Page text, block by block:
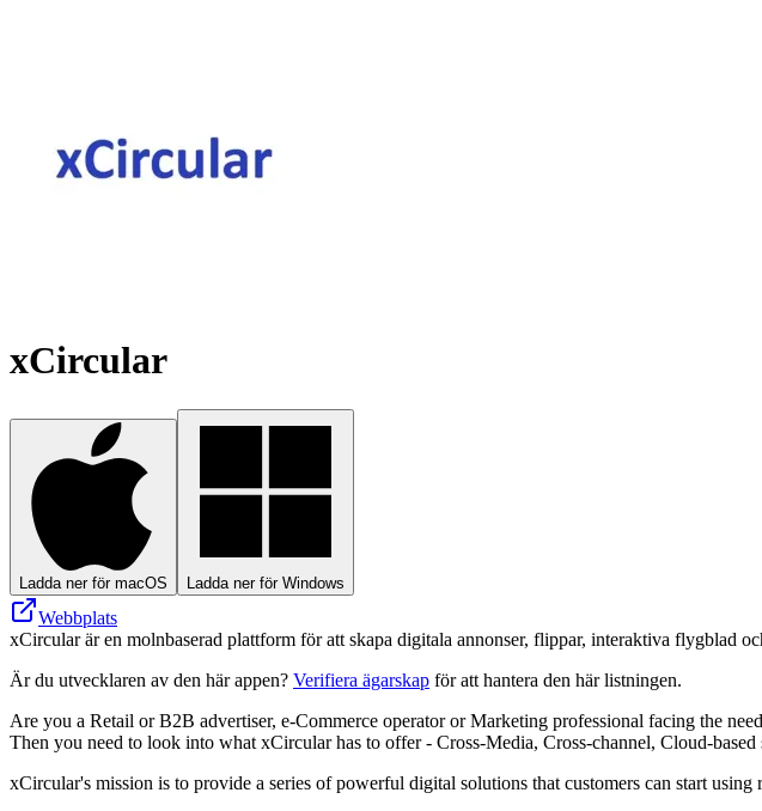
xCircular
Ladda ner för macOS Ladda ner för Windows
Webbplats
xCircular är en molnbaserad plattform för att skapa digitala annonser, flippar, interaktiva flygblad
Är du utvecklaren av den här appen? Verifiera ägarskap för att hantera den här listningen.
Are you a Retail or B2B advertiser, e-Commerce operator or Marketing professional facing the
Then you need to look into what xCircular has to offer - Cross-Media, Cross-channel, Cloud-
xCircular's mission is to provide a series of powerful digital solutions that customers can start